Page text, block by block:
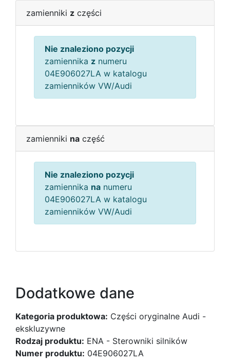
zamienniki z części
Nie znaleziono pozycji
zamiennika z numeru
04E906027LA w katalogu
zamienników VW/Audi
zamienniki na część
Nie znaleziono pozycji
zamiennika na numeru
04E906027LA w katalogu
zamienników VW/Audi
Dodatkowe dane
Kategoria produktowa: Części oryginalne Audi -
ekskluzywne
Rodzaj produktu: ENA - Sterowniki silników
Numer produktu: 04E906027LA